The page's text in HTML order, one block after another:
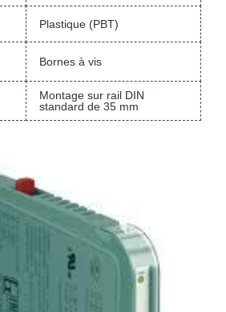
Plastique (PBT)
Bornes à vis
Montage sur rail DIN
standard de 35 mm